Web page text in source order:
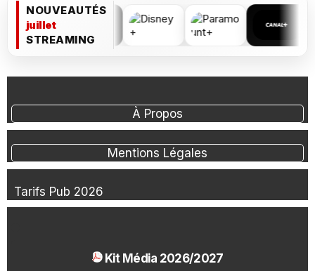
NOUVEAUTÉS
juillet
STREAMING
À Propos
Mentions Légales
Tarifs Pub 2026
Kit Média 2026/2027